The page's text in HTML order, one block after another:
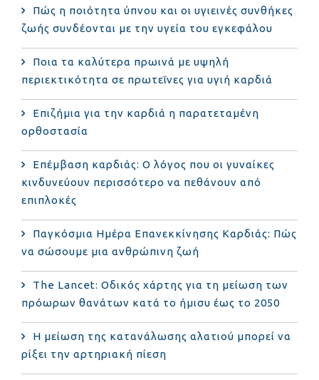
Πώς η ποιότητα ύπνου και οι υγιεινές συνθήκες
ζωής συνδέονται με την υγεία του εγκεφάλου
Ποια τα καλύτερα πρωινά με υψηλή
περιεκτικότητα σε πρωτεΐνες για υγιή καρδιά
Επιζήμια για την καρδιά η παρατεταμένη
ορθοστασία
Επέμβαση καρδιάς: Ο λόγος που οι γυναίκες
κινδυνεύουν περισσότερο να πεθάνουν από
επιπλοκές
Παγκόσμια Ημέρα Επανεκκίνησης Καρδιάς: Πώς
να σώσουμε μια ανθρώπινη ζωή
The Lancet: Οδικός χάρτης για τη μείωση των
πρόωρων θανάτων κατά το ήμισυ έως το 2050
Η μείωση της κατανάλωσης αλατιού μπορεί να
ρίξει την αρτηριακή πίεση